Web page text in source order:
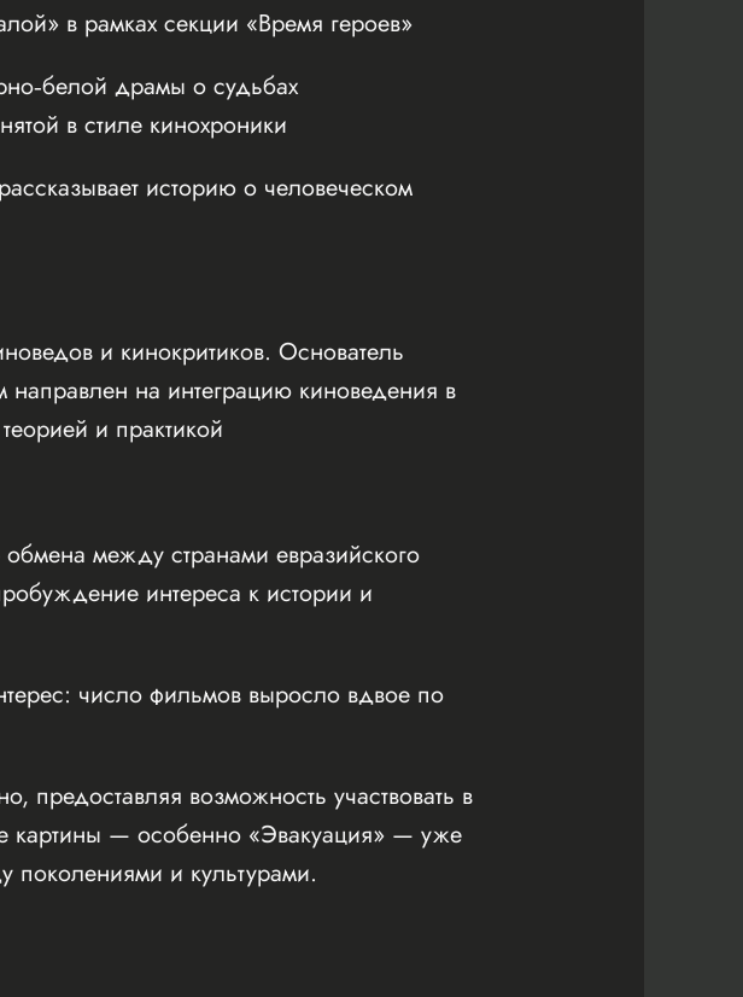
в рамках секции «Время героев»
драмы о судьбах
в стиле кинохроники
историю о человеческом
и кинокритиков. Основатель
направлен на интеграцию киноведения в
и практикой
обмена между странами евразийского
интереса к истории и
число фильмов выросло вдвое по
предоставляя возможность участвовать в
картины — особенно «Эвакуация» — уже
и культурами.